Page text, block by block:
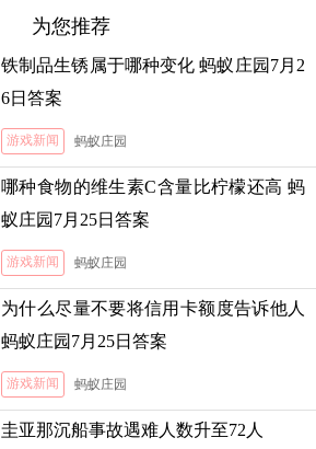
为您推荐
铁制品生锈属于哪种变化 蚂蚁庄园7月2
6日答案
游戏新闻 蚂蚁庄园
哪种食物的维生素C含量比柠檬还高 蚂
蚁庄园7月25日答案
游戏新闻 蚂蚁庄园
为什么尽量不要将信用卡额度告诉他人
蚂蚁庄园7月25日答案
游戏新闻 蚂蚁庄园
圭亚那沉船事故遇难人数升至72人